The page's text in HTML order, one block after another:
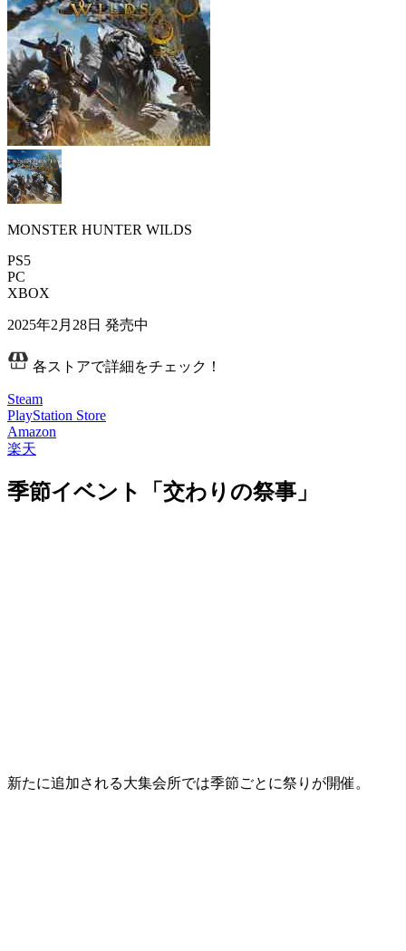
MONSTER HUNTER WILDS
PS5
PC
XBOX
2025年2月28日 発売中
各ストアで詳細をチェック！
Steam
PlayStation Store
Amazon
楽天
季節イベント「交わりの祭事」
新たに追加される大集会所では季節ごとに祭りが開催。